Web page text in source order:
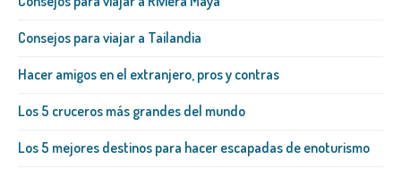
Consejos para viajar a Tailandia
Hacer amigos en el extranjero, pros y contras
Los 5 cruceros más grandes del mundo
Los 5 mejores destinos para hacer escapadas de enoturismo